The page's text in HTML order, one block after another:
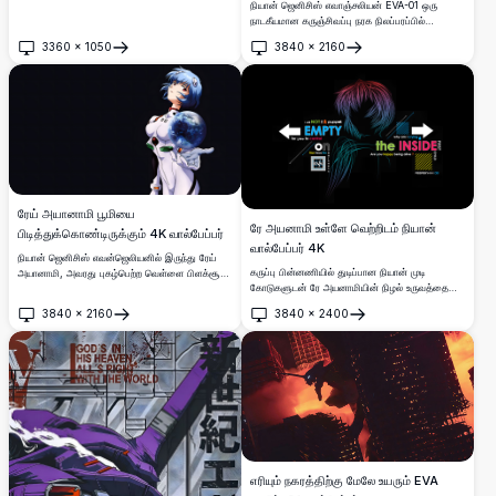
3360 × 1050
திறக்கவும்
நியான் ஜெனிசிஸ் எவாஞ்சலியன் EVA-01 ஒரு
நாடகீயமான கருஞ்சிவப்பு நரக நிலப்பரப்பில்
ஆற்றல் விரிசல்களுடன் ஒளிர்கிறது. அதன் மிகவும்
பயங்கரமான, கட்டவிழ்த்துவிடப்பட்ட நிலையில்
புகழ்பெற்ற மெக்காவை படம்பிடிக்கும் ஒரு
அற்புதமான உயர்-தெளிவுத்திறன் டிஜிட்டல்
3840 × 2160
திறக்கவும்
ரேய் அயானாமி பூமியை
பிடித்துக்கொண்டிருக்கும் 4K வால்பேப்பர்
நியான் ஜெனிசிஸ் எவன்ஜெலியனில் இருந்து ரேய்
அயானாமி, அவரது புகழ்பெற்ற வெள்ளை பிளக்சூட்
மற்றும் விவரங்களுடன் கூடிய அற்புதமான 4K
உயர்தெளிவு அனிமே வால்பேப்பர்.
3840 × 2160
திறக்கவும்
ரே அயனாமி உள்ளே வெற்றிடம் நியான்
வால்பேப்பர் 4K
கருப்பு பின்னணியில் துடிப்பான நியான் முடி
கோடுகளுடன் ரே அயனாமியின் நிழல் உருவத்தை
எவான்ஜெலியன் வால்பேப்பர். வெற்றிடம், கட்டுப்பாடு
மற்றும் இருத்தல் பற்றிய உணர்ச்சிமிகு டைப்போகிராபி
மேற்கோள்கள் சுற்றிலும் உள்ளன.
3840 × 2400
திறக்கவும்
எரியும் நகரத்திற்கு மேலே உயரும் EVA